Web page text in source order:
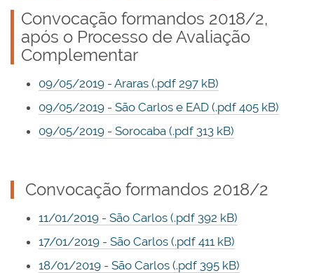
Convocação formandos 2018/2,
após o Processo de Avaliação
Complementar
09/05/2019 - Araras (.pdf 297 kB)
09/05/2019 - São Carlos e EAD (.pdf 405 kB)
09/05/2019 - Sorocaba (.pdf 313 kB)
Convocação formandos 2018/2
11/01/2019 - São Carlos (.pdf 392 kB)
17/01/2019 - São Carlos (.pdf 411 kB)
18/01/2019 - São Carlos (.pdf 395 kB)